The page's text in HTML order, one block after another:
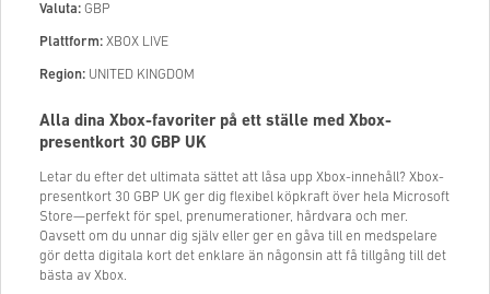
Valuta: GBP
Plattform: XBOX LIVE
Region: UNITED KINGDOM
Alla dina Xbox-favoriter på ett ställe med Xbox-
presentkort 30 GBP UK
Letar du efter det ultimata sättet att låsa upp Xbox-innehåll? Xbox-
presentkort 30 GBP UK ger dig flexibel köpkraft över hela Microsoft
Store—perfekt för spel, prenumerationer, hårdvara och mer.
Oavsett om du unnar dig själv eller ger en gåva till en medspelare
gör detta digitala kort det enklare än någonsin att få tillgång till det
bästa av Xbox.